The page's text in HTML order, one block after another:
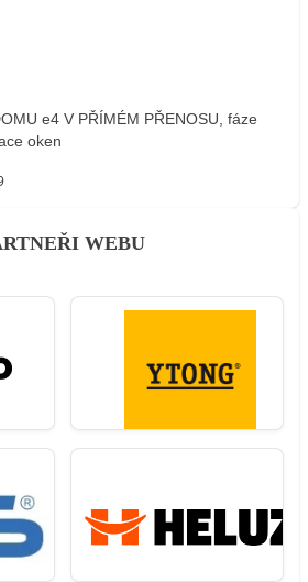
e4 V PŘÍMÉM PŘENOSU, fáze
oken
WEBU